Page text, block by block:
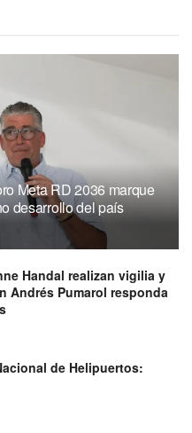
Meta RD 2036 marque
desarrollo del país
Handal realizan vigilia y
Andrés Pumarol responda
de Helipuertos: